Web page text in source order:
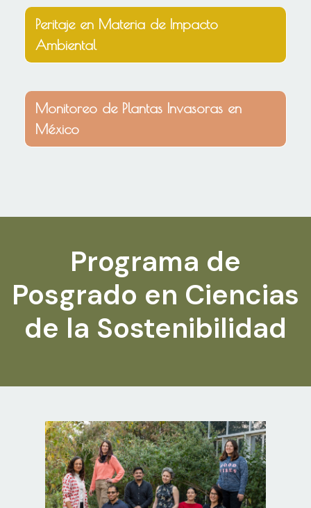
Peritaje en Materia de Impacto
Ambiental
Monitoreo de Plantas Invasoras en
México
Programa de
Posgrado en Ciencias
de la Sostenibilidad